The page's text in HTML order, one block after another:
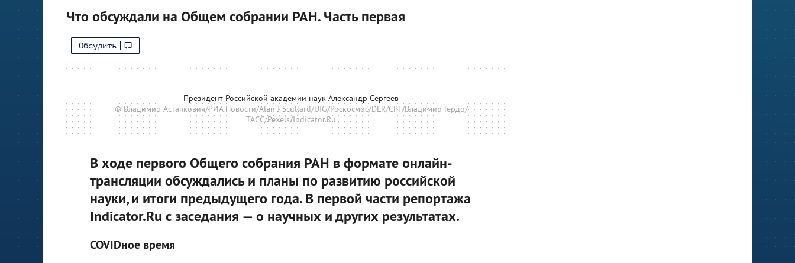
Что обсуждали на Общем собрании РАН. Часть первая
Обсудить
Президент Российской академии наук Александр Сергеев
© Владимир Астапкович/РИА Новости/Alan J Scullard/UIG/Роскосмос/DLR/СРГ/Владимир Гердо/
ТАСС/Pexels/Indicator.Ru
В ходе первого Общего собрания РАН в формате онлайн-
трансляции обсуждались и планы по развитию российской
науки, и итоги предыдущего года. В первой части репортажа
Indicator.Ru с заседания — о научных и других результатах.
COVIDное время